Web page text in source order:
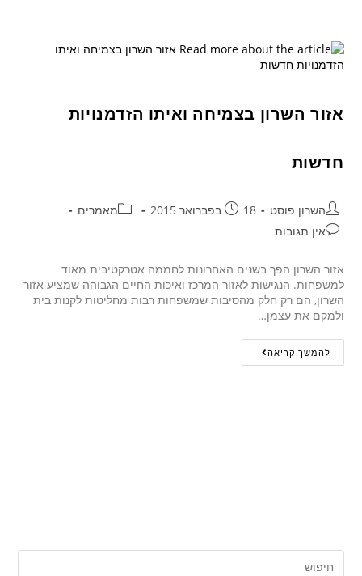
אזור השרון בצמיחה ואיתו הזדמנויות
חדשות
השרון פוסט 18 בפברואר 2015
מאמרים
אין תגובות
אזור השרון הפך בשנים האחרונות לחממה אטרקטיבית מאוד
למשפחות. הנגישות לאזור המרכז ואיכות החיים הגבוהה שמציע אזור
השרון, הם רק חלק מהסיבות שמשפחות רבות מחליטות לקנות בית
ולמקם את עצמן…
להמשך קריאה